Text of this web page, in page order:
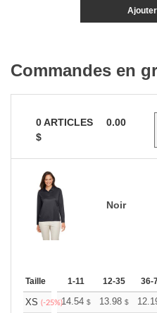
Commandes en
0ARTICLES
0.00
$
Noir
Taille 1-11 12-35 36-
XS (-25%)14.54 $ 13.98 $